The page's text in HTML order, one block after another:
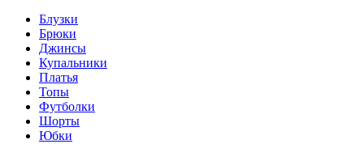
Блузки
Брюки
Джинсы
Купальники
Платья
Топы
Футболки
Шорты
Юбки